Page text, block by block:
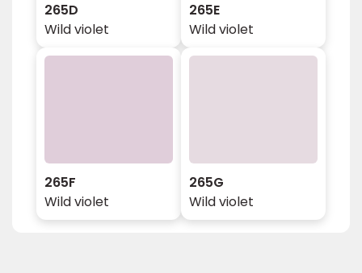
265D
Wild violet
265E
Wild violet
265F
Wild violet
265G
Wild violet